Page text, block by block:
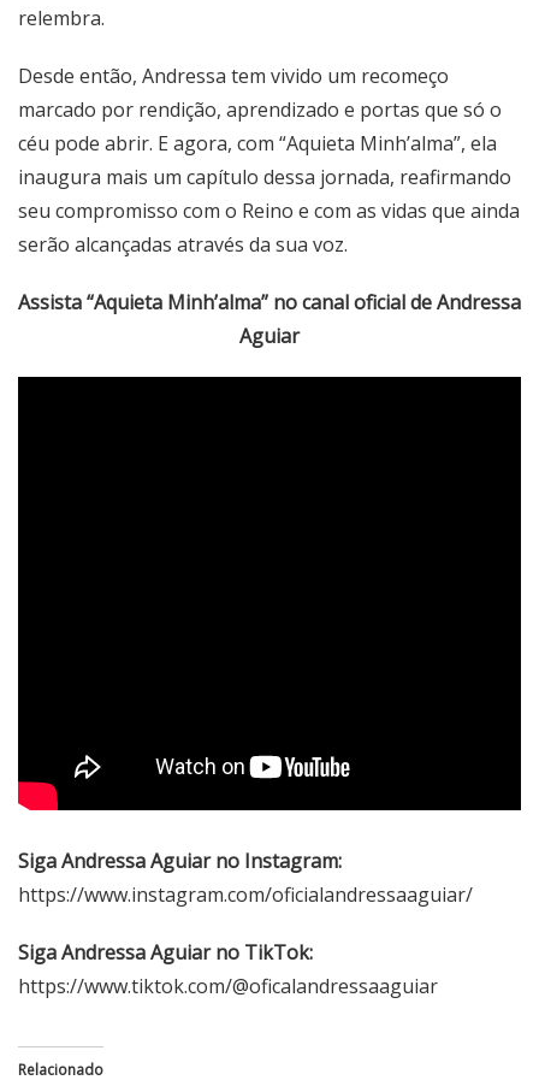
relembra.
Desde então, Andressa tem vivido um recomeço
marcado por rendição, aprendizado e portas que só o
céu pode abrir. E agora, com “Aquieta Minh’alma”, ela
inaugura mais um capítulo dessa jornada, reafirmando
seu compromisso com o Reino e com as vidas que ainda
serão alcançadas através da sua voz.
Assista “Aquieta Minh’alma” no canal oficial de Andressa
Aguiar
Siga Andressa Aguiar no Instagram:
https://www.instagram.com/oficialandressaaguiar/
Siga Andressa Aguiar no TikTok:
https://www.tiktok.com/@oficalandressaaguiar
Relacionado